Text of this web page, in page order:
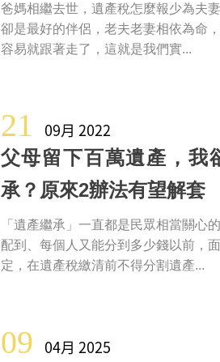
爸媽相繼去世，遺產稅怎麼報少為夫
卻是最好的伴侶，老夫老妻相依為命
容易就跟著走了，這就是我們實...
21 09月 2022
父母留下百萬遺產，我
承？原來2辦法有望解套
「遺產繼承」一直都是民眾相當關心
配到、每個人又能分到多少錢以前，
定，在遺產稅繳清前不得分割遺產...
09 04月 2025